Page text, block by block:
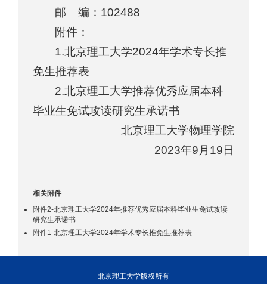
邮 编：102488
附件：
1.北京理工大学2024年学术专长推
免生推荐表
2.北京理工大学推荐优秀应届本科
毕业生免试攻读研究生承诺书
北京理工大学物理学院
2023年9月19日
相关附件
附件2-北京理工大学2024年推荐优秀应届本科毕业生免试攻读
研究生承诺书
附件1-北京理工大学2024年学术专长推免生推荐表
北京理工大学版权所有